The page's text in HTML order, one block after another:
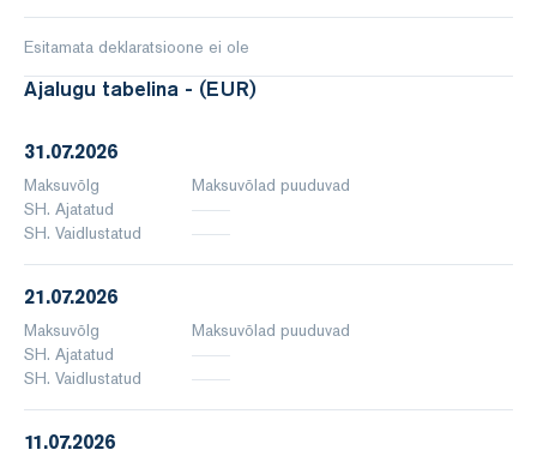
Esitamata deklaratsioone ei ole
Ajalugu tabelina - (EUR)
31.07.2026
Maksuvõlg
Maksuvõlad puuduvad
SH. Ajatatud
SH. Vaidlustatud
21.07.2026
Maksuvõlg
Maksuvõlad puuduvad
SH. Ajatatud
SH. Vaidlustatud
11.07.2026